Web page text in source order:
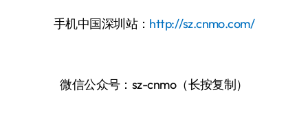
手机中国深圳站： http://sz.cnmo.com/
微信公众号：sz-cnmo（长按复制）